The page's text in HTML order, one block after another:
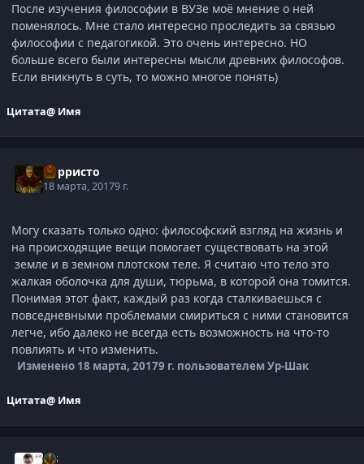
После изучения философии в ВУЗе моё мнение о ней
поменялось. Мне стало интересно проследить за связью
философии с педагогикой. Это очень интересно. НО
больше всего были интересны мысли древних философов.
Если вникнуть в суть, то можно многое понять)
Цитата@ Имя
Корристо
18 марта, 20179 г.
Могу сказать только одно: философский взгляд на жизнь и
на происходящие вещи помогает существовать на этой
земле и в земном плотском теле. Я считаю что тело это
жалкая оболочка для души, тюрьма, в которой она томится.
Понимая этот факт, каждый раз когда сталкиваешься с
повседневными проблемами смириться с ними становится
легче, ибо далеко не всегда есть возможность на что-то
повлиять и что изменить.
Изменено 18 марта, 20179 г. пользователем Ур-Шак
Цитата@ Имя
j-G